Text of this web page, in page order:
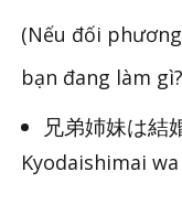
(Nếu đối
bạn đang làm gì?
兄弟姉妹は結
Kyodaishimai